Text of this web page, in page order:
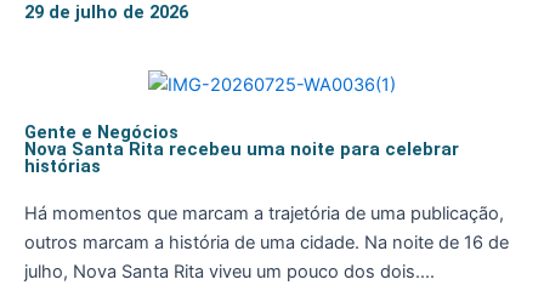
29 de julho de 2026
Gente e Negócios
Nova Santa Rita recebeu uma noite para celebrar
histórias
Há momentos que marcam a trajetória de uma publicação,
outros marcam a história de uma cidade. Na noite de 16 de
julho, Nova Santa Rita viveu um pouco dos dois....